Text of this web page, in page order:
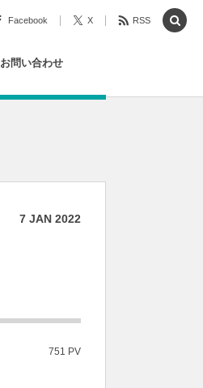
Facebook X RSS
お問い合わせ
7 JAN 2022
751 PV